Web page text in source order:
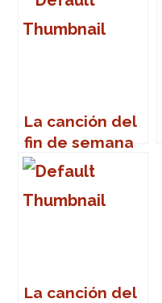
La canción del
fin de semana
La canción del